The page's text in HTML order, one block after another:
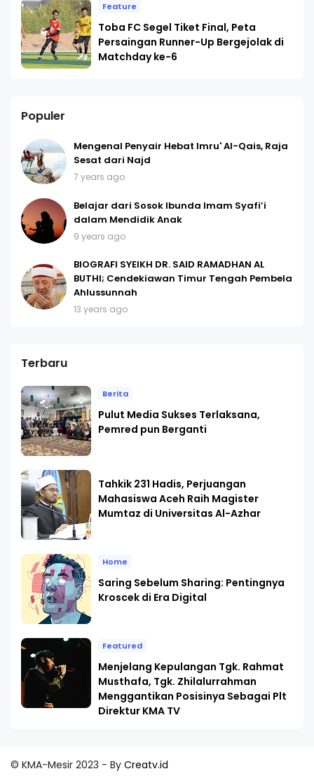
Feature
Toba FC Segel Tiket Final, Peta
Persaingan Runner-Up Bergejolak di
Matchday ke-6
Populer
Mengenal Penyair Hebat Imru' Al-Qais, Raja
Sesat dari Najd
7 years ago
Belajar dari Sosok Ibunda Imam Syafi’i
dalam Mendidik Anak
9 years ago
BIOGRAFI SYEIKH DR. SAID RAMADHAN AL
BUTHI; Cendekiawan Timur Tengah Pembela
Ahlussunnah
13 years ago
Terbaru
Berita
Pulut Media Sukses Terlaksana,
Pemred pun Berganti
Tahkik 231 Hadis, Perjuangan
Mahasiswa Aceh Raih Magister
Mumtaz di Universitas Al-Azhar
Home
Saring Sebelum Sharing: Pentingnya
Kroscek di Era Digital
Featured
Menjelang Kepulangan Tgk. Rahmat
Musthafa, Tgk. Zhilalurrahman
Menggantikan Posisinya Sebagai Plt
Direktur KMA TV
© KMA-Mesir 2023 - By Creatv.id